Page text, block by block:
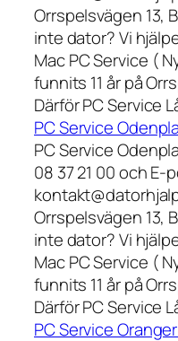
Orrspelsvägen 13,
inte dator? Vi
Mac PC Service (
funnits 11 år på
Därför PC Service
PC Service
PC Service
08 37 21 00 och E-
Orrspelsvägen 13,
inte dator? Vi
Mac PC Service (
funnits 11 år på
Därför PC Service
PC Service